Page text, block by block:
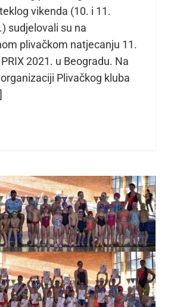
vikenda (10. i 11.
sudjelovali su na
plivačkom natjecanju 11.
2021. u Beogradu. Na
Plivačkog kluba
APK “Zrinjski”